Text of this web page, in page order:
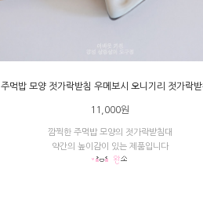
주먹밥 모양 젓가락받침 우메보시 오니기리 젓가락
11,000원
깜찍한 주먹밥 모양의 젓가락받침대
약간의 높이감이 있는 제품입니다